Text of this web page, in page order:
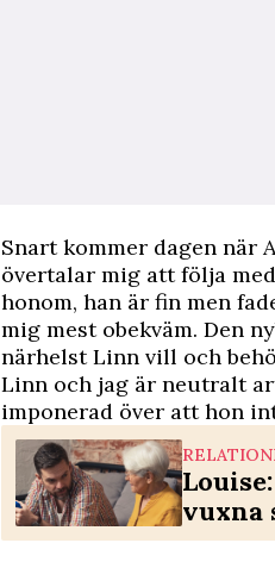
Snart kommer dagen när
övertalar mig att följa
honom, han är fin men
mig mest obekväm. Den
närhelst Linn vill och
Linn och jag är neutralt
imponerad över att hon
vuxna